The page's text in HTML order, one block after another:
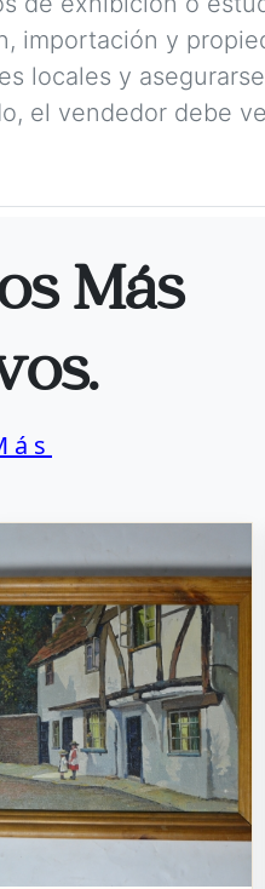
importación y
locales y
el vendedor debe
Más